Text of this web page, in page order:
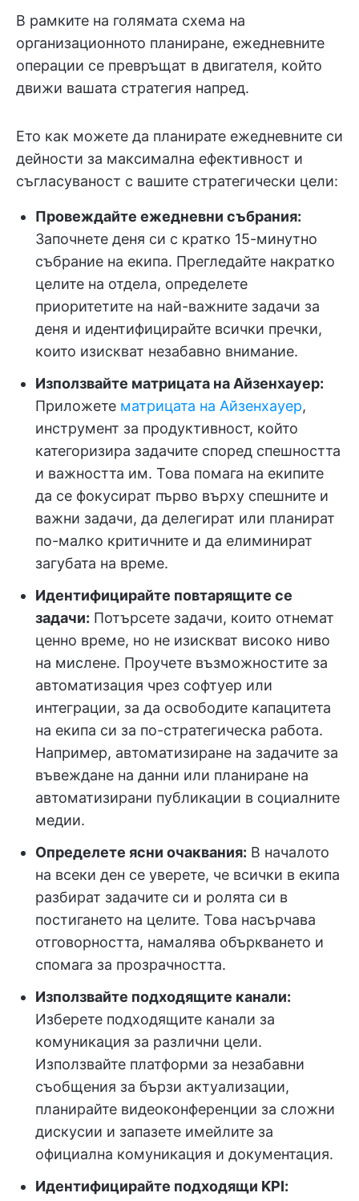
В рамките на голямата схема на
организационното планиране, ежедневните
операции се превръщат в двигателя, който
движи вашата стратегия напред.
Ето как можете да планирате ежедневните си
дейности за максимална ефективност и
съгласуваност с вашите стратегически цели:
Провеждайте ежедневни събрания:
Започнете деня си с кратко 15-минутно
събрание на екипа. Прегледайте накратко
целите на отдела, определете
приоритетите на най-важните задачи за
деня и идентифицирайте всички пречки,
които изискват незабавно внимание.
Използвайте матрицата на Айзенхауер:
Приложете матрицата на Айзенхауер,
инструмент за продуктивност, който
категоризира задачите според спешността
и важността им. Това помага на екипите
да се фокусират първо върху спешните и
важни задачи, да делегират или планират
по-малко критичните и да елиминират
загубата на време.
Идентифицирайте повтарящите се
задачи: Потърсете задачи, които отнемат
ценно време, но не изискват високо ниво
на мислене. Проучете възможностите за
автоматизация чрез софтуер или
интеграции, за да освободите капацитета
на екипа си за по-стратегическа работа.
Например, автоматизиране на задачите за
въвеждане на данни или планиране на
автоматизирани публикации в социалните
медии.
Определете ясни очаквания: В началото
на всеки ден се уверете, че всички в екипа
разбират задачите си и ролята си в
постигането на целите. Това насърчава
отговорността, намалява объркването и
спомага за прозрачността.
Използвайте подходящите канали:
Изберете подходящите канали за
комуникация за различни цели.
Използвайте платформи за незабавни
съобщения за бързи актуализации,
планирайте видеоконференции за сложни
дискусии и запазете имейлите за
официална комуникация и документация.
Идентифицирайте подходящи KPI: